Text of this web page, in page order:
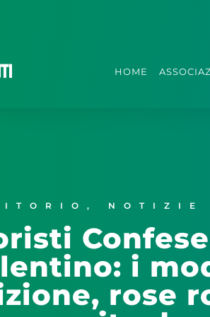
HOME
, NOTIZIE
i
rose